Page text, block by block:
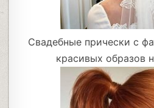
Свадебные прически с
красивых образов